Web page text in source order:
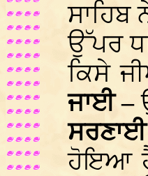
ਸਾਹਿਬ
ਉੱਪਰ
ਕਿਸੇ
ਜਾਈ –
ਹੋਇਆ